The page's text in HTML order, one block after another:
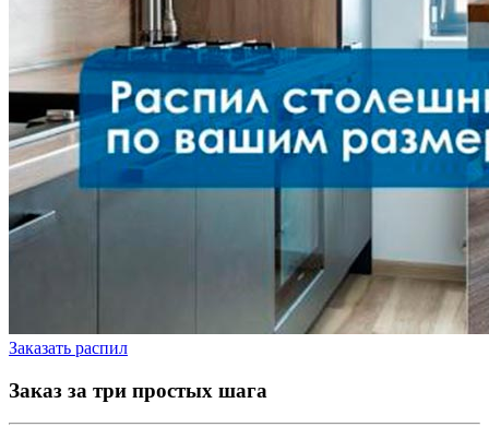
Заказать распил
Заказ за три простых шага